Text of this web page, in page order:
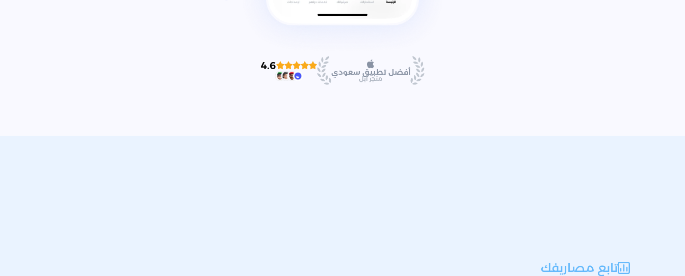
4.6
أفضل تطبيق سعودي
متجر آبل
تابع مصاريفك